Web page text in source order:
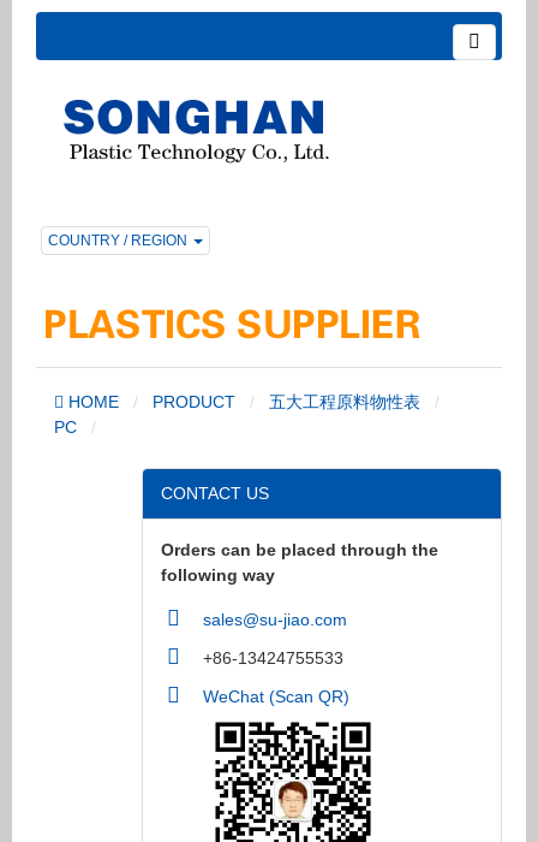
COUNTRY / REGION
HOME PRODUCT
五大工程原料物性表
PC
CONTACT US
Orders can be placed through the
following way
sales@su-jiao.com
+86-13424755533
WeChat (Scan QR)